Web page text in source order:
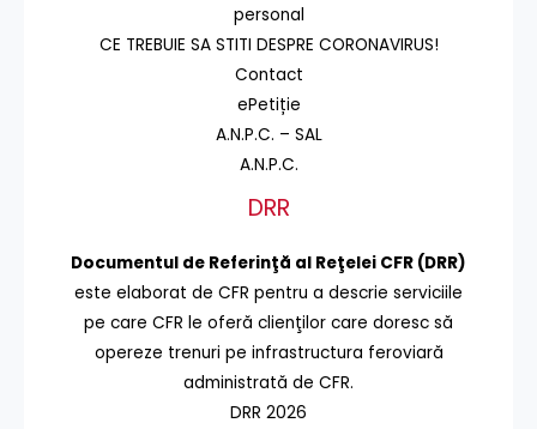
personal
CE TREBUIE SA STITI DESPRE CORONAVIRUS!
Contact
ePetiție
A.N.P.C. – SAL
A.N.P.C.
DRR
Documentul de Referinţă al Reţelei CFR (DRR)
este elaborat de CFR pentru a descrie serviciile
pe care CFR le oferă clienţilor care doresc să
opereze trenuri pe infrastructura feroviară
administrată de CFR.
DRR 2026